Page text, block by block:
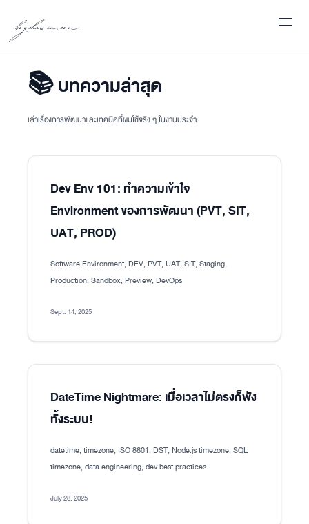
boychawin.com
📚 บทความล่าสุด
เล่าเรื่องการพัฒนาและเทคนิคที่ผมใช้จริง ๆ ในงานประจำ
Dev Env 101: ทำความเข้าใจ
Environment ของการพัฒนา (PVT, SIT,
UAT, PROD)
Software Environment, DEV, PVT, UAT, SIT, Staging,
Production, Sandbox, Preview, DevOps
Sept. 14, 2025
DateTime Nightmare: เมื่อเวลาไม่ตรงก็พัง
ทั้งระบบ!
datetime, timezone, ISO 8601, DST, Node.js timezone, SQL
timezone, data engineering, dev best practices
July 28, 2025